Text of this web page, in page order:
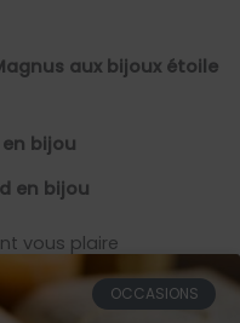
aux bijoux étoile
bijou
en bijou
vous plaire
OCCASIONS